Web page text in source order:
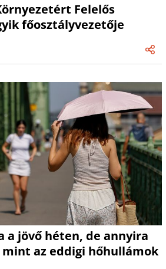
Felelős
főosztályvezetője
a jövő héten, de annyira
az eddigi hőhullámok